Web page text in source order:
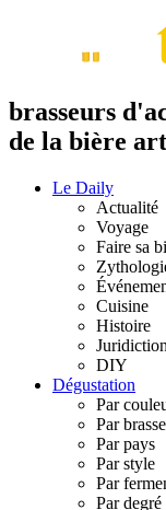
brasseurs
de la bière
Le Daily
Actualité
Voyage
Faire sa
Cuisine
Histoire
Juridiction
DIY
Dégustation
Par
Par
Par pays
Par style
Par
Par